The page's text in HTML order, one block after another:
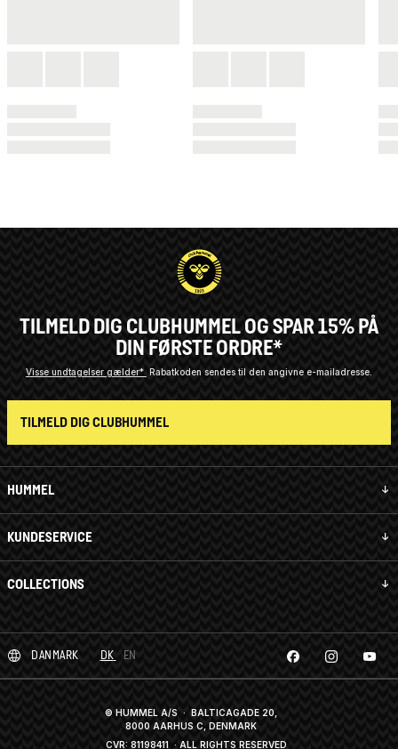
HUMMEL
KUNDESERVICE
COLLECTIONS
TILMELD DIG CLUBHUMMEL OG SPAR 15% PÅ
DIN FØRSTE ORDRE*
Visse undtagelser gælder* Rabatkoden sendes til den angivne e-mailadresse.
TILMELD DIG CLUBHUMMEL
DANMARK DK EN
© HUMMEL A/S · BALTICAGADE 20,
8000 AARHUS C, DENMARK
CVR: 81198411· ALL RIGHTS RESERVED